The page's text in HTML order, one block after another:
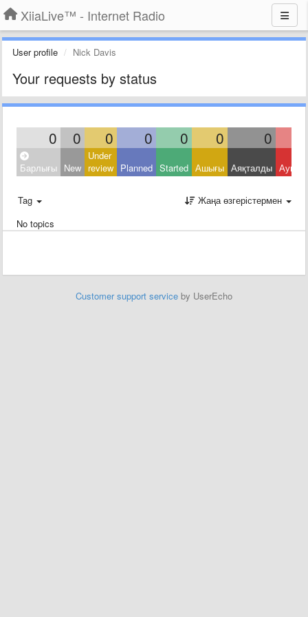
XiiaLive™ - Internet Radio
User profile Nick Davis
Your requests by status
0 0 0 0 0 0 0
Барлығы New
Under
review Planned Started Ашығы Аяқталды
Tag
Жаңа өзгерістермен
No topics
Customer support service by UserEcho